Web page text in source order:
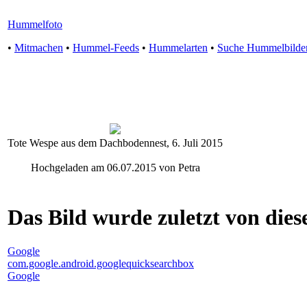
Hummelfoto
• Mitmachen • Hummel-Feeds • Hummelarten • Suche
Tote Wespe aus dem Dachbodennest, 6. Juli 2015
Hochgeladen am 06.07.2015 von Petra
Das Bild wurde zuletzt von
Google
com.google.android.googlequicksearchbox
Google